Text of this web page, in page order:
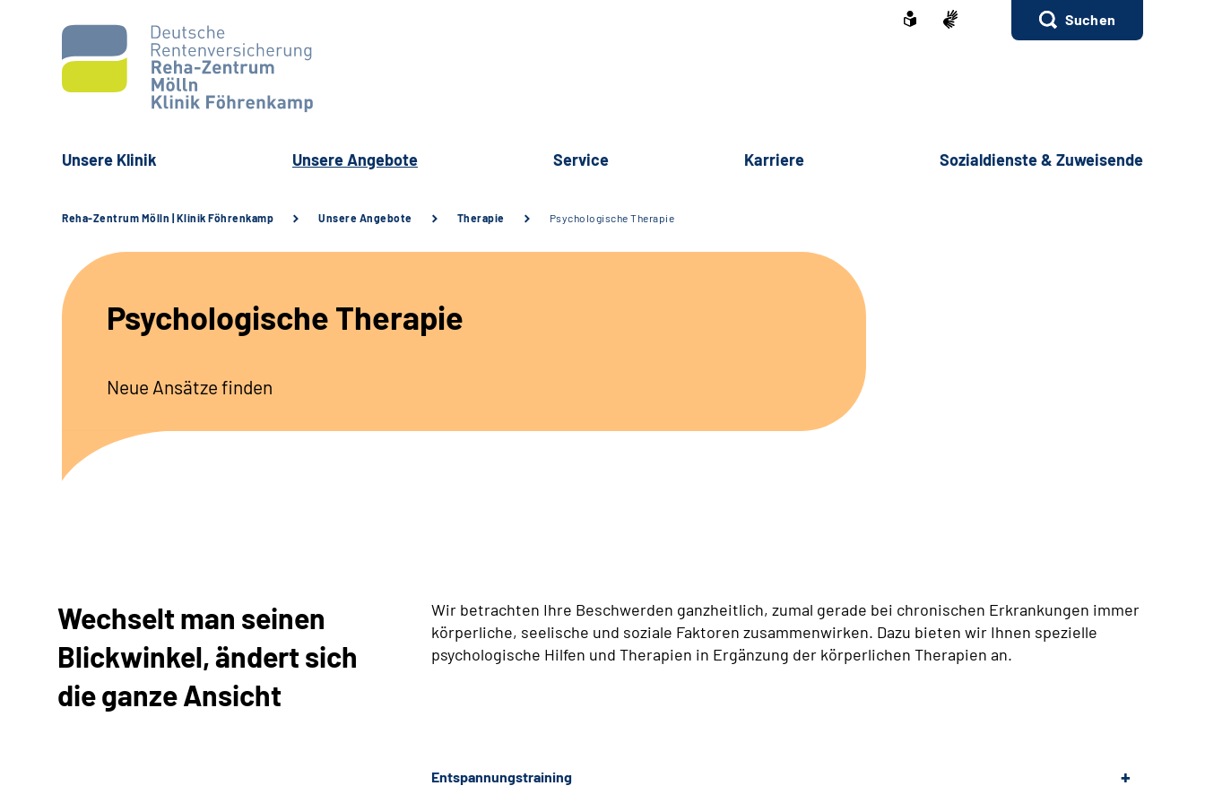
Suchen
Unsere Klinik Unsere Angebote Service Karriere Sozialdienste & Zuweisende
Reha-Zentrum Mölln | Klinik Föhrenkamp Unsere Angebote Therapie Psychologische Therapie
Psychologische Therapie
Neue Ansätze finden
Wechselt man seinen
Blickwinkel, ändert sich
die ganze Ansicht
Wir betrachten Ihre Beschwerden ganzheitlich, zumal gerade bei chronischen Erkrankungen immer
körperliche, seelische und soziale Faktoren zusammenwirken. Dazu bieten wir Ihnen spezielle
psychologische Hilfen und Therapien in Ergänzung der körperlichen Therapien an.
Entspannungstraining